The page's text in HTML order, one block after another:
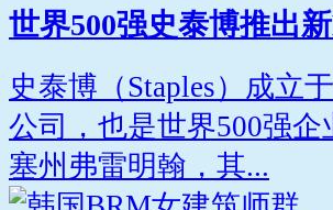
世界500强史泰博推出
史泰博（Staples）成立
公司，也是世界500强
塞州弗雷明翰，其...